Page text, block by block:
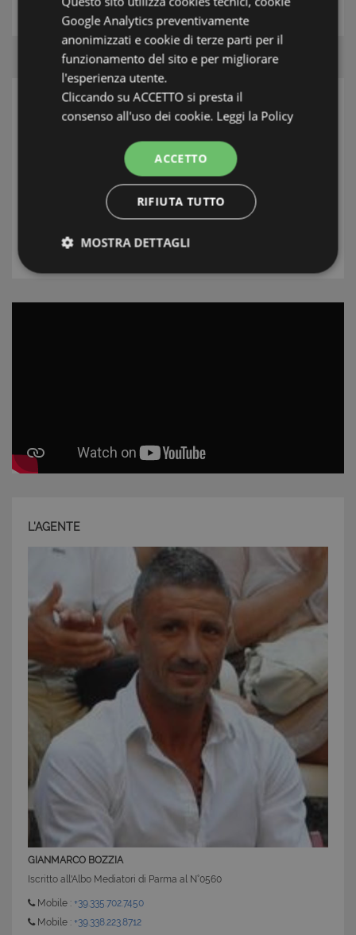
RICERCA
L'AGENTE
GIANMARCO BOZZIA
Iscritto all'Albo Mediatori di Parma al N°0560
Mobile : +39.335.702.7450
Mobile : +39.338.223.8712
Google Analytics preventivamente
anonimizzati e cookie di terze parti per il
funzionamento del sito e per migliorare
l'esperienza utente.
Cliccando su ACCETTO si presta il
consenso all'uso dei cookie. Leggi la Policy
ACCETTO
RIFIUTA TUTTO
MOSTRA DETTAGLI
Strettamente necessari e Statistiche
non può essere utilizzato correttamente senza i
CookieScriptConsent
www.latuacasainsardegna.com